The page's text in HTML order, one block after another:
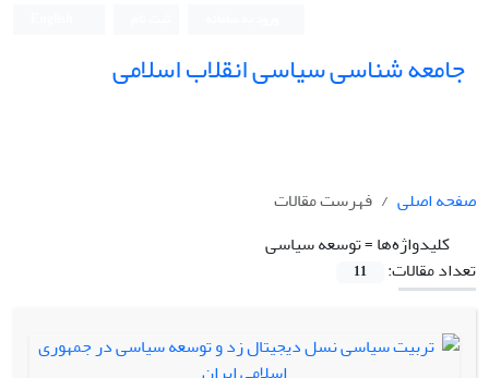
جامعه شناسی سیاسی انقلاب اسلامی
صفحه اصلی
فهرست مقالات
کلیدواژه‌ها =توسعه سیاسی
تعداد مقالات:
11